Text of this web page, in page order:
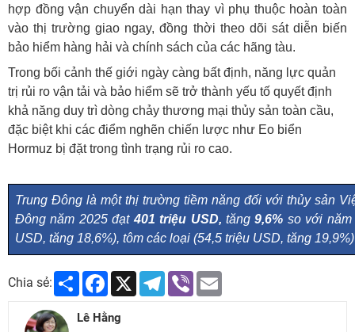
hợp đồng vận chuyển dài hạn thay vì phụ thuộc hoàn toàn
vào thị trường giao ngay, đồng thời theo dõi sát diễn biến
bảo hiểm hàng hải và chính sách của các hãng tàu.
Trong bối cảnh thế giới ngày càng bất định, năng lực quản
trị rủi ro vận tải và bảo hiểm sẽ trở thành yếu tố quyết định
khả năng duy trì dòng chảy thương mại thủy sản toàn cầu,
đặc biệt khi các điểm nghẽn chiến lược như Eo biển
Hormuz bị đặt trong tình trạng rủi ro cao.
Trung Đông là một thị trường tiềm năng đối với thủy sản
Đông năm 2025 đạt401 triệu USD, tăng9,6% so với năm
USD, tăng 18,6%), tôm các loại (54,5 triệu USD, tăng
Chia sẻ: Share Facebook
X Telegram
Viber
Lê Hằng